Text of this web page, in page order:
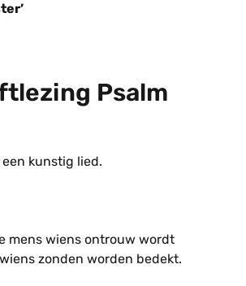
Psalm
een kunstig lied.
mens wiens ontrouw wordt
zonden worden bedekt.